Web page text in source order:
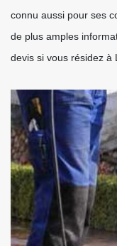
connu aussi pour ses
de plus amples
devis si vous résidez à